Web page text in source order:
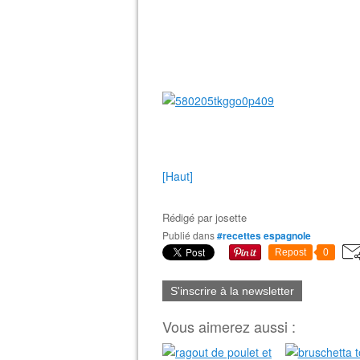
[Haut]
Rédigé parjosette
Publié dans#recettes espagnole
Repost 0
S'inscrire à la newsletter
Vous aimerez aussi :